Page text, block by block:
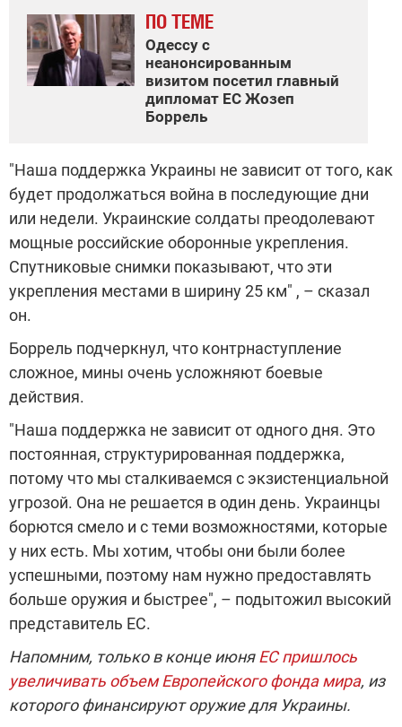
ПО ТЕМЕ
Одессу с
неанонсированным
визитом посетил главный
дипломат ЕС Жозеп
Боррель
"Наша поддержка Украины не зависит от того, как
будет продолжаться война в последующие дни
или недели. Украинские солдаты преодолевают
мощные российские оборонные укрепления.
Спутниковые снимки показывают, что эти
укрепления местами в ширину 25 км" , – сказал
он.
Боррель подчеркнул, что контрнаступление
сложное, мины очень усложняют боевые
действия.
"Наша поддержка не зависит от одного дня. Это
постоянная, структурированная поддержка,
потому что мы сталкиваемся с экзистенциальной
угрозой. Она не решается в один день. Украинцы
борются смело и с теми возможностями, которые
у них есть. Мы хотим, чтобы они были более
успешными, поэтому нам нужно предоставлять
больше оружия и быстрее", – подытожил высокий
представитель ЕС.
Напомним, только в конце июняЕС пришлось
увеличивать объем Европейского фонда мира, из
которого финансируют оружие для Украины.